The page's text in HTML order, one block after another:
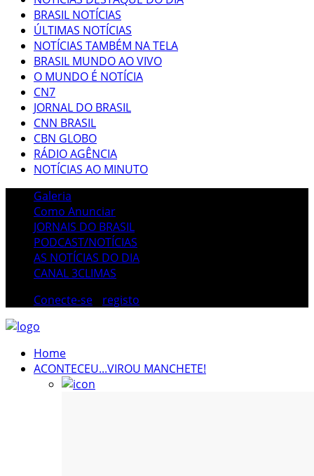
BRASIL NOTÍCIAS
ÚLTIMAS NOTÍCIAS
NOTÍCIAS TAMBÉM NA TELA
BRASIL MUNDO AO VIVO
O MUNDO É NOTÍCIA
CN7
JORNAL DO BRASIL
CNN BRASIL
CBN GLOBO
RÁDIO AGÊNCIA
NOTÍCIAS AO MINUTO
Galeria
Como Anunciar
JORNAIS DO BRASIL
PODCAST/NOTÍCIAS
AS NOTÍCIAS DO DIA
CANAL 3CLIMAS
Conecte-se
registo
Home
ACONTECEU...VIROU MANCHETE!